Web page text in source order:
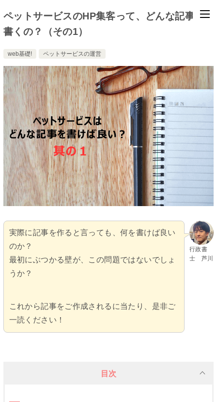
ペットサービスのHP集客って、どんな記事を
書くの？（その1）
web基礎! ペットサービスの運営
行政書
士 芦川
実際に記事を作ると言っても、何を書けば良い
のか？
最初にぶつかる壁が、この問題ではないでしょ
うか？
これから記事をご作成されるに当たり、是非ご
一読ください！
目次